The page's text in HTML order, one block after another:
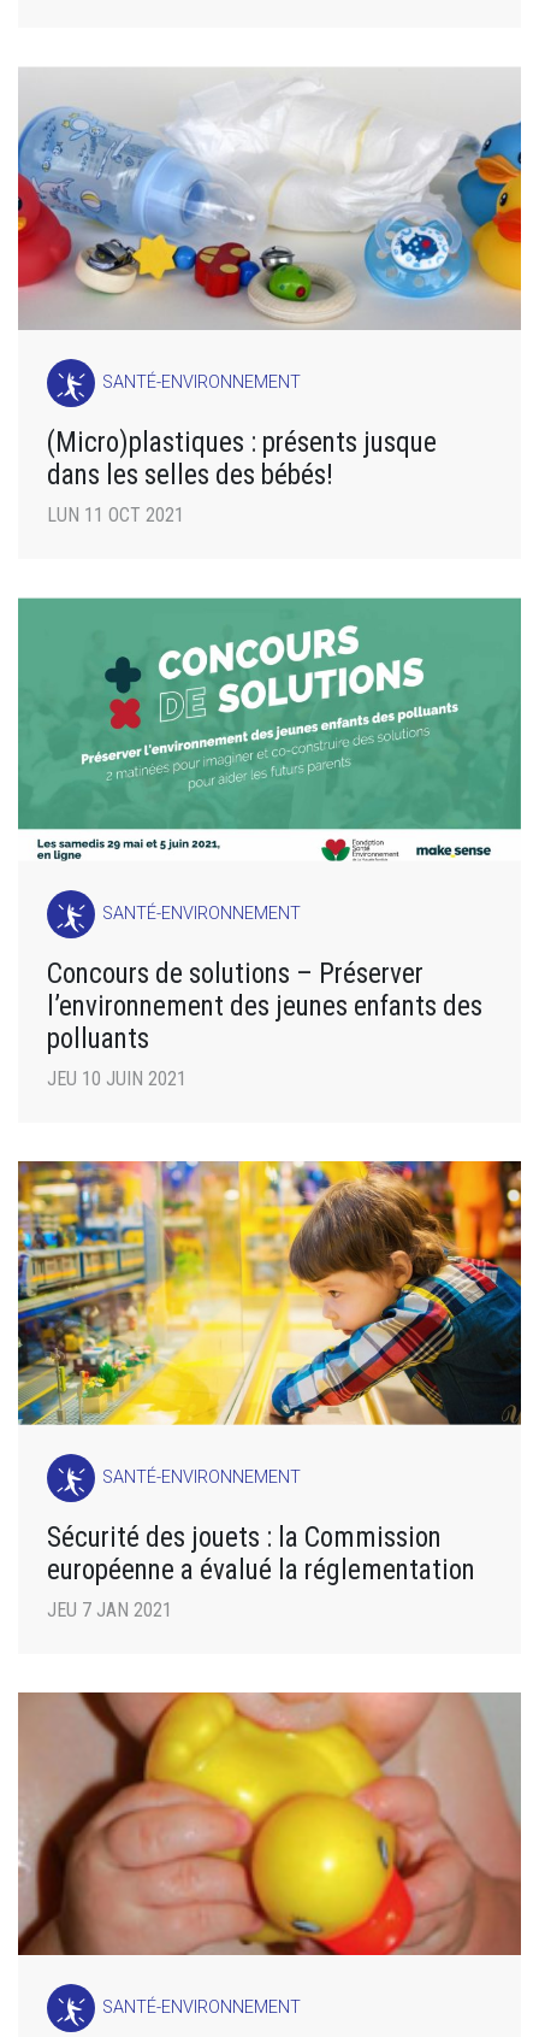
SANTÉ-ENVIRONNEMENT
(Micro)plastiques : présents jusque
dans les selles des bébés!
LUN 11 OCT 2021
SANTÉ-ENVIRONNEMENT
Concours de solutions – Préserver
l’environnement des jeunes enfants des
polluants
JEU 10 JUIN 2021
SANTÉ-ENVIRONNEMENT
Sécurité des jouets : la Commission
européenne a évalué la réglementation
JEU 7 JAN 2021
SANTÉ-ENVIRONNEMENT